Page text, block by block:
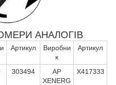
АНАЛОГІВ
Артикул
Виробни
к
Артикул
303494
AP
XENERG
X417333